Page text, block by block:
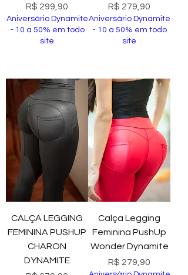
Preço
R$ 299,90
Aniversário Dynamite
- 10 a 50% em todo
site
Preço
R$ 279,90
Aniversário Dynamite
- 10 a 50% em todo
site
CALÇA LEGGING
FEMININA PUSHUP
CHARON
DYNAMITE
Calça Legging
Feminina PushUp
Wonder Dynamite
Preço
R$ 279,90